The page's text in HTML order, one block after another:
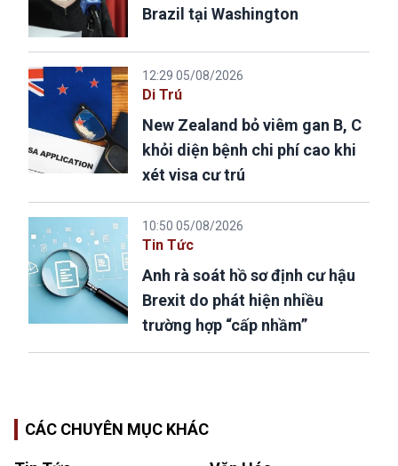
Brazil tại Washington
12:29 05/08/2026
Di Trú
New Zealand bỏ viêm gan B, C
khỏi diện bệnh chi phí cao khi
xét visa cư trú
10:50 05/08/2026
Tin Tức
Anh rà soát hồ sơ định cư hậu
Brexit do phát hiện nhiều
trường hợp “cấp nhầm”
CÁC CHUYÊN MỤC KHÁC